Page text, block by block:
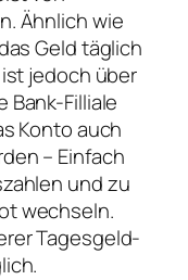
Ähnlich wie
Geld täglich
jedoch über
Bank-Filliale
Konto auch
– Einfach
und zu
wechseln.
Tagesgeld-